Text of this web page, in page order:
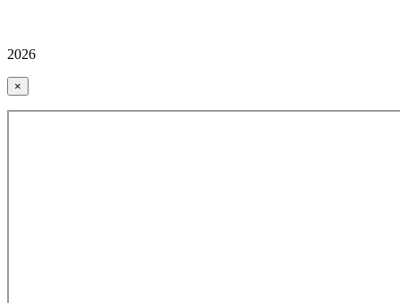
2026
×